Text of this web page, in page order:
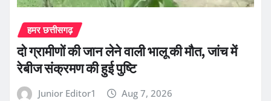
हमर छत्तीसगढ़
दो ग्रामीणों की जान लेने वाली भालू की मौत, जांच में
रेबीज संक्रमण की हुई पुष्टि
Junior Editor1 Aug 7, 2026